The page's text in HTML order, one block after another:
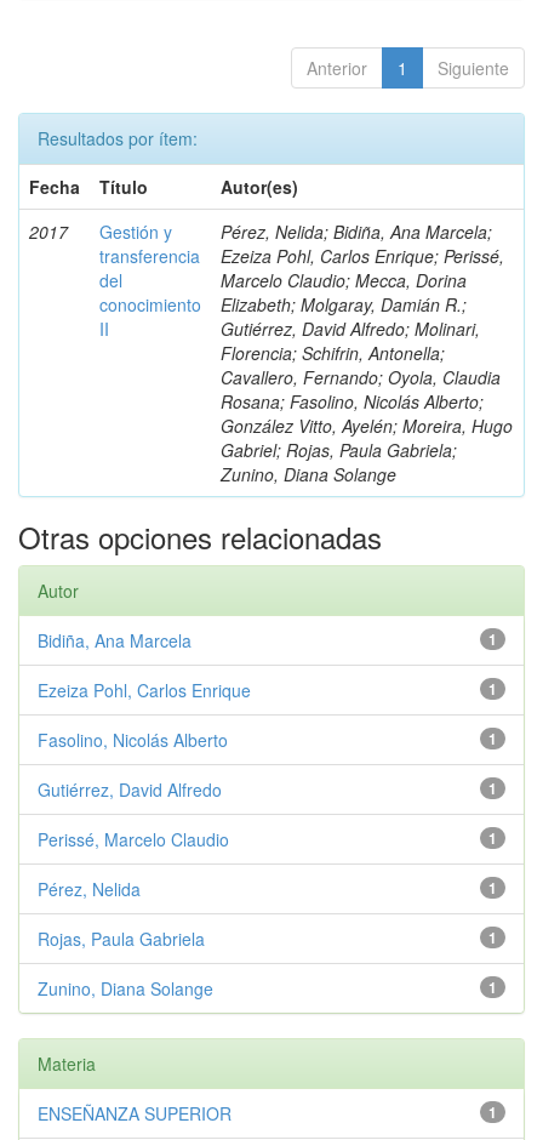
Anterior 1 Siguiente
Resultados por ítem:
Fecha
Título
Autor(es)
2017
Gestión y
transferencia
del
conocimiento
II
Pérez, Nelida; Bidiña, Ana Marcela;
Ezeiza Pohl, Carlos Enrique; Perissé,
Marcelo Claudio; Mecca, Dorina
Elizabeth; Molgaray, Damián R.;
Gutiérrez, David Alfredo; Molinari,
Florencia; Schifrin, Antonella;
Cavallero, Fernando; Oyola, Claudia
Rosana; Fasolino, Nicolás Alberto;
González Vitto, Ayelén; Moreira, Hugo
Gabriel; Rojas, Paula Gabriela;
Zunino, Diana Solange
Otras opciones relacionadas
Autor
1
Bidiña, Ana Marcela
1
Ezeiza Pohl, Carlos Enrique
1
Fasolino, Nicolás Alberto
1
Gutiérrez, David Alfredo
1
Perissé, Marcelo Claudio
1
Pérez, Nelida
1
Rojas, Paula Gabriela
1
Zunino, Diana Solange
Materia
1
ENSEÑANZA SUPERIOR